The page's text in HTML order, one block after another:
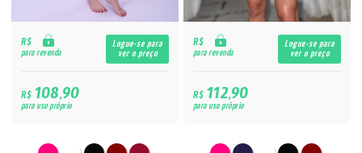
R$
para revenda
Logue-se para
ver o preço
R$108,90
para uso próprio
R$
para revenda
Logue-se para
ver o preço
R$112,90
para uso próprio